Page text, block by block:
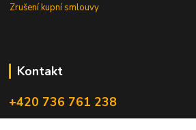
Zrušení kupní smlouvy
Kontakt
+420 736 761 238